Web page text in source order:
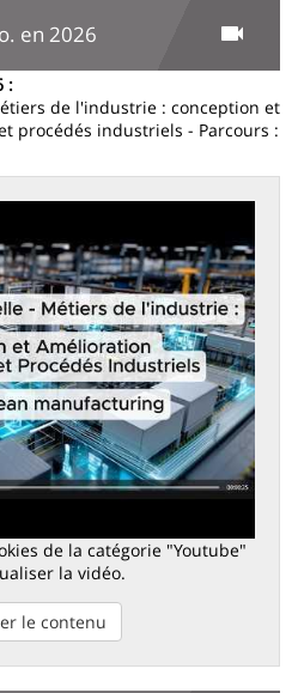
en 2026
:
de l'industrie : conception et
procédés industriels - Parcours :
de la catégorie "Youtube"
la vidéo.
le contenu